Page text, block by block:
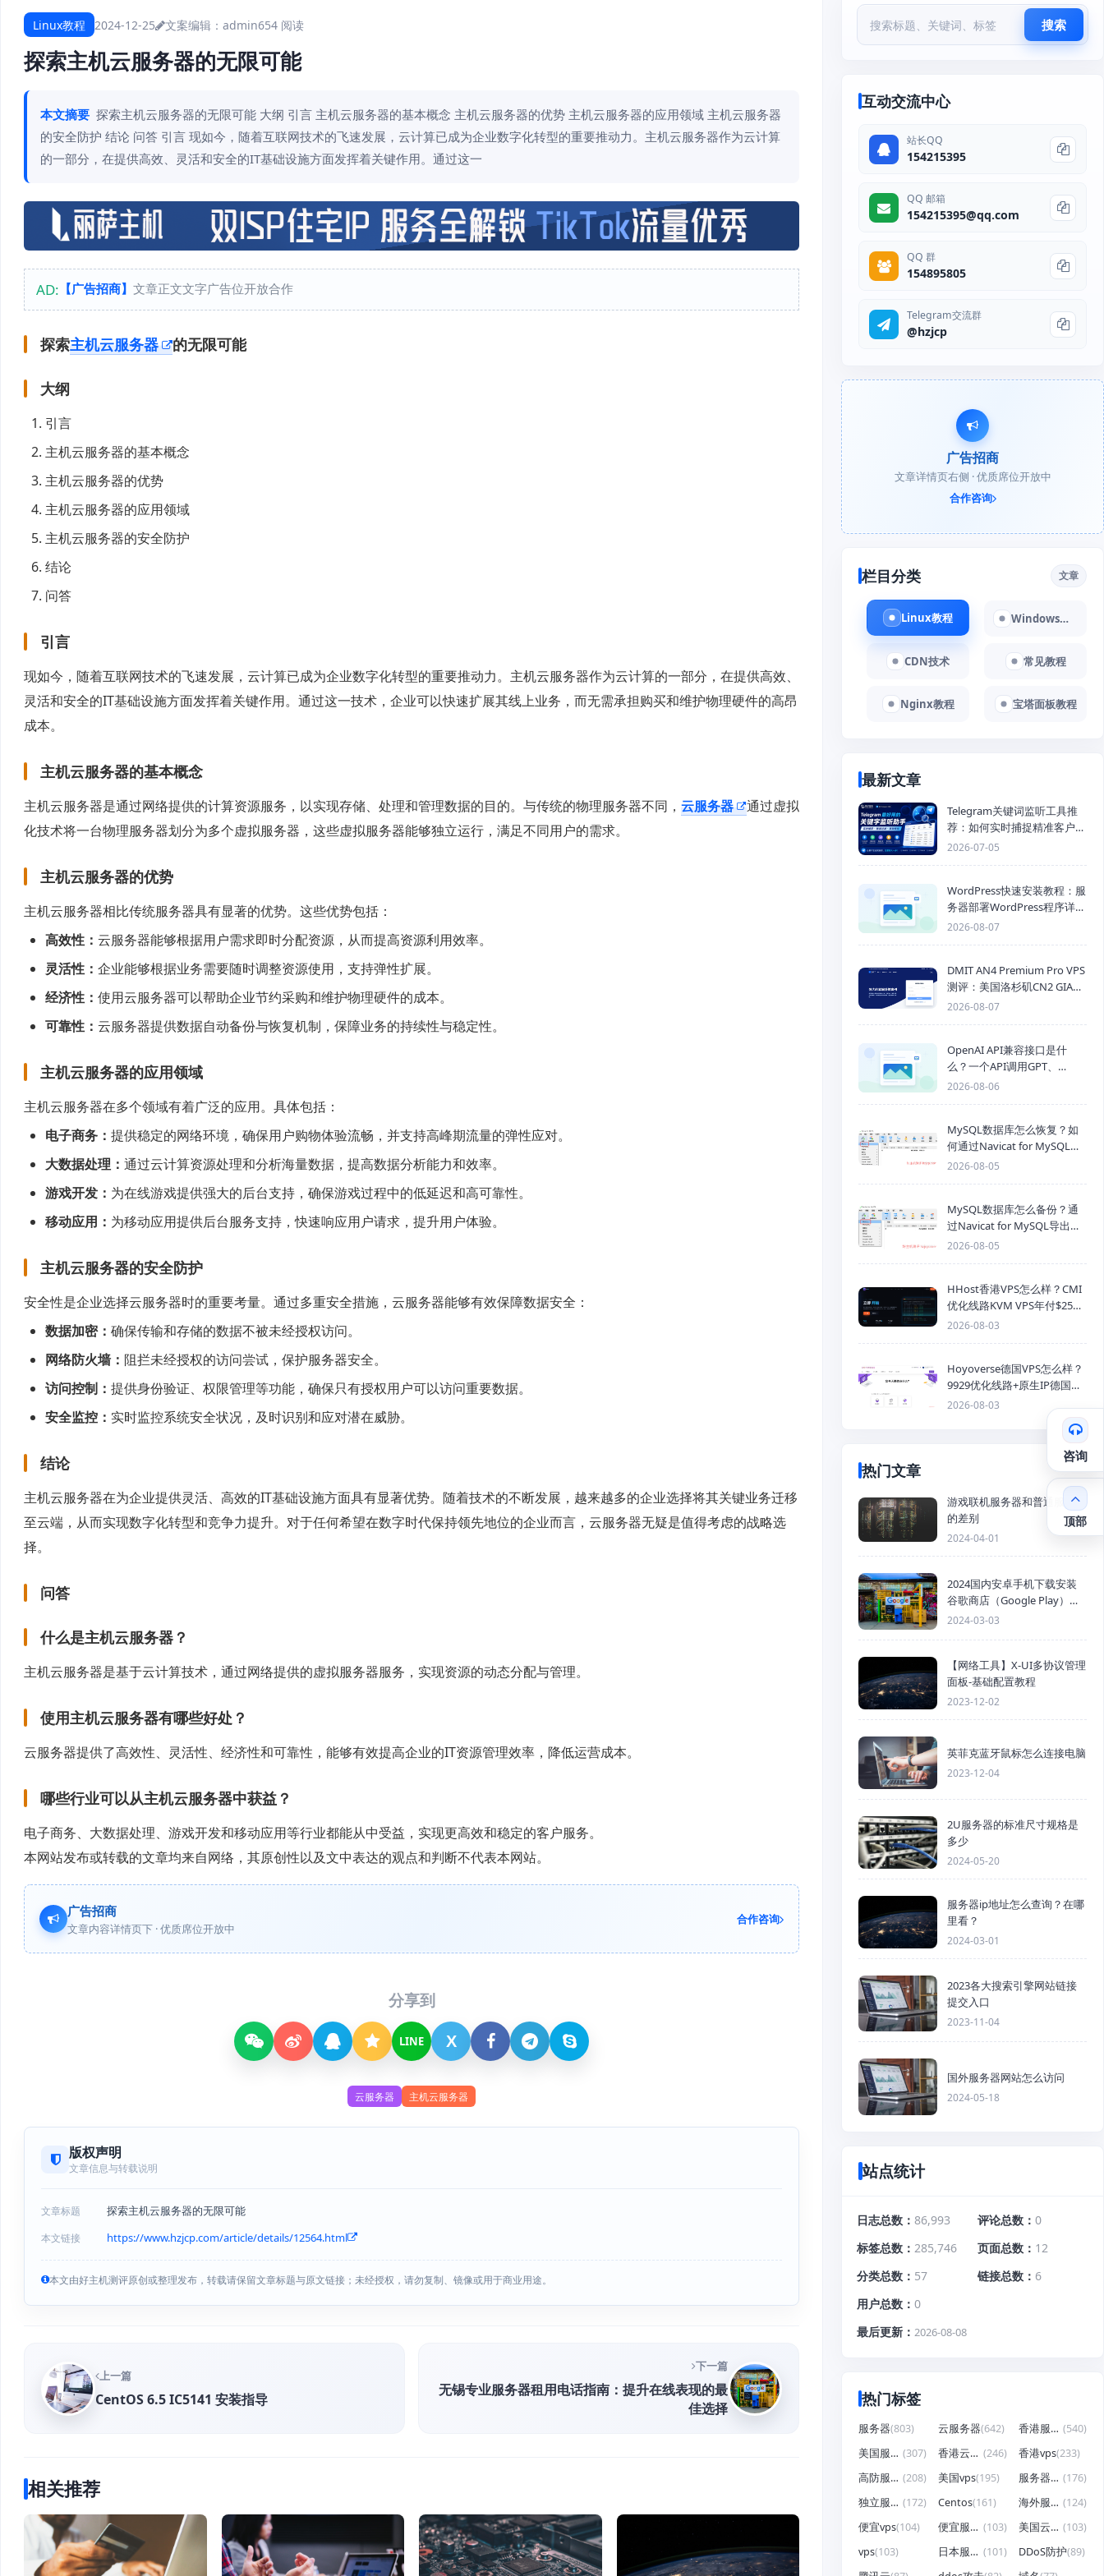
Linux教程 2024-12-25 文案编辑：admin654 阅读
探索主机云服务器的无限可能
本文摘要 探索主机云服务器的无限可能 大纲 引言 主机云服务器的基本概念 主机云服务器的优势 主机云服务器的应用领域 主机云服务器
的安全防护 结论 问答 引言 现如今，随着互联网技术的飞速发展，云计算已成为企业数字化转型的重要推动力。主机云服务器作为云计算
的一部分，在提供高效、灵活和安全的IT基础设施方面发挥着关键作用。通过这一
AD: 【广告招商】 文章正文文字广告位开放合作
探索主机云服务器 的无限可能
大纲
引言
主机云服务器的基本概念
主机云服务器的优势
主机云服务器的应用领域
主机云服务器的安全防护
结论
问答
引言
现如今，随着互联网技术的飞速发展，云计算已成为企业数字化转型的重要推动力。主机云服务器作为云计算的一部分，在提供高效、
灵活和安全的IT基础设施方面发挥着关键作用。通过这一技术，企业可以快速扩展其线上业务，而无需承担购买和维护物理硬件的高昂
成本。
主机云服务器的基本概念
主机云服务器是通过网络提供的计算资源服务，以实现存储、处理和管理数据的目的。与传统的物理服务器不同， 云服务器
通过虚拟
化技术将一台物理服务器划分为多个虚拟服务器，这些虚拟服务器能够独立运行，满足不同用户的需求。
主机云服务器的优势
主机云服务器相比传统服务器具有显著的优势。这些优势包括：
高效性： 云服务器能够根据用户需求即时分配资源，从而提高资源利用效率。
灵活性： 企业能够根据业务需要随时调整资源使用，支持弹性扩展。
经济性： 使用云服务器可以帮助企业节约采购和维护物理硬件的成本。
可靠性： 云服务器提供数据自动备份与恢复机制，保障业务的持续性与稳定性。
主机云服务器的应用领域
主机云服务器在多个领域有着广泛的应用。具体包括：
电子商务： 提供稳定的网络环境，确保用户购物体验流畅，并支持高峰期流量的弹性应对。
大数据处理： 通过云计算资源处理和分析海量数据，提高数据分析能力和效率。
游戏开发： 为在线游戏提供强大的后台支持，确保游戏过程中的低延迟和高可靠性。
移动应用： 为移动应用提供后台服务支持，快速响应用户请求，提升用户体验。
主机云服务器的安全防护
安全性是企业选择云服务器时的重要考量。通过多重安全措施，云服务器能够有效保障数据安全：
数据加密： 确保传输和存储的数据不被未经授权访问。
网络防火墙： 阻拦未经授权的访问尝试，保护服务器安全。
访问控制： 提供身份验证、权限管理等功能，确保只有授权用户可以访问重要数据。
安全监控： 实时监控系统安全状况，及时识别和应对潜在威胁。
结论
主机云服务器在为企业提供灵活、高效的IT基础设施方面具有显著优势。随着技术的不断发展，越来越多的企业选择将其关键业务迁移
至云端，从而实现数字化转型和竞争力提升。对于任何希望在数字时代保持领先地位的企业而言，云服务器无疑是值得考虑的战略选
择。
问答
什么是主机云服务器？
主机云服务器是基于云计算技术，通过网络提供的虚拟服务器服务，实现资源的动态分配与管理。
使用主机云服务器有哪些好处？
云服务器提供了高效性、灵活性、经济性和可靠性，能够有效提高企业的IT资源管理效率，降低运营成本。
哪些行业可以从主机云服务器中获益？
电子商务、大数据处理、游戏开发和移动应用等行业都能从中受益，实现更高效和稳定的客户服务。
本网站发布或转载的文章均来自网络，其原创性以及文中表达的观点和判断不代表本网站。
广告招商
文章内容详情页下 · 优质席位开放中
合作咨询
分享到
LINE X
云服务器 主机云服务器
版权声明
文章信息与转载说明
文章标题 探索主机云服务器的无限可能
本文链接 https://www.hzjcp.com/article/details/12564.html
本文由好主机测评原创或整理发布，转载请保留文章标题与原文链接；未经授权，请勿复制、镜像或用于商业用途。
上一篇
CentOS 6.5 IC5141 安装指导
下一篇
无锡专业服务器租用电话指南：提升在线表现的最
佳选择
相关推荐
搜索
互动交流中心
站长QQ
154215395
QQ 邮箱
154215395@qq.com
QQ 群
154895805
Telegram交流群
@hzjcp
广告招商
文章详情页右侧 · 优质席位开放中
合作咨询
栏目分类 文章
Linux教程 Windows教程
CDN技术 常见教程
Nginx教程 宝塔面板教程
最新文章
Telegram关键词监听工具推
荐：如何实时捕捉精准客户，
提高获客效率？
2026-07-05
WordPress快速安装教程：服
务器部署WordPress程序详细
步骤
2026-08-07
DMIT AN4 Premium Pro VPS
测评：美国洛杉矶CN2 GIA三
网优化线路性能测试
2026-08-07
OpenAI API兼容接口是什
么？一个API调用GPT、
Claude、Gemini、DeepSeek
2026-08-06
MySQL数据库怎么恢复？如
何通过Navicat for MySQL导
入SQL备份文件
2026-08-05
MySQL数据库怎么备份？通
过Navicat for MySQL导出
Mysql数据库为SQL格式备份
2026-08-05
HHost香港VPS怎么样？CMI
优化线路KVM VPS年付$25
起，4GB内存优惠套餐
2026-08-03
Hoyoverse德国VPS怎么样？
9929优化线路+原生IP德国
KVM VPS推荐
2026-08-03
热门文章
游戏联机服务器和普通服务器
的差别
2024-04-01
2024国内安卓手机下载安装
谷歌商店（Google Play）详
细步骤
2024-03-03
【网络工具】X-UI多协议管理
面板-基础配置教程
2023-12-02
英菲克蓝牙鼠标怎么连接电脑
2023-12-04
2U服务器的标准尺寸规格是
多少
2024-05-20
服务器ip地址怎么查询？在哪
里看？
2024-03-01
2023各大搜索引擎网站链接
提交入口
2023-11-04
国外服务器网站怎么访问
2024-05-18
站点统计
日志总数 86,993 评论总数
0
标签总数
285,746 页面总数
12
分类总数
57 链接总数
6
用户总数
0
最后更新
2026-08-08
热门标签
服务器(803) 云服务器(642) 香港服务器 (540)
美国服务器 (307) 香港云服务器 (246) 香港vps(233)
高防服务器 (208) 美国vps(195) 服务器租用 (176)
独立服务器 (172) Centos(161) 海外服务器 (124)
便宜vps(104) 便宜服务器 (103) 美国云服务器 (103)
vps(103) 日本服务器 (101) DDoS防护(89)
咨询
顶部